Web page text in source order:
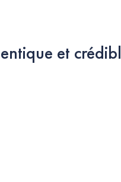
et